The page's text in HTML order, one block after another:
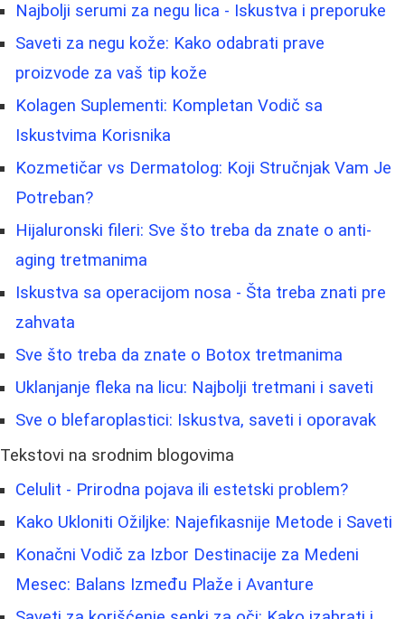
Najbolji serumi za negu lica - Iskustva i preporuke
Saveti za negu kože: Kako odabrati prave
proizvode za vaš tip kože
Kolagen Suplementi: Kompletan Vodič sa
Iskustvima Korisnika
Kozmetičar vs Dermatolog: Koji Stručnjak Vam Je
Potreban?
Hijaluronski fileri: Sve što treba da znate o anti-
aging tretmanima
Iskustva sa operacijom nosa - Šta treba znati pre
zahvata
Sve što treba da znate o Botox tretmanima
Uklanjanje fleka na licu: Najbolji tretmani i saveti
Sve o blefaroplastici: Iskustva, saveti i oporavak
Tekstovi na srodnim blogovima
Celulit - Prirodna pojava ili estetski problem?
Kako Ukloniti Ožiljke: Najefikasnije Metode i Saveti
Konačni Vodič za Izbor Destinacije za Medeni
Mesec: Balans Između Plaže i Avanture